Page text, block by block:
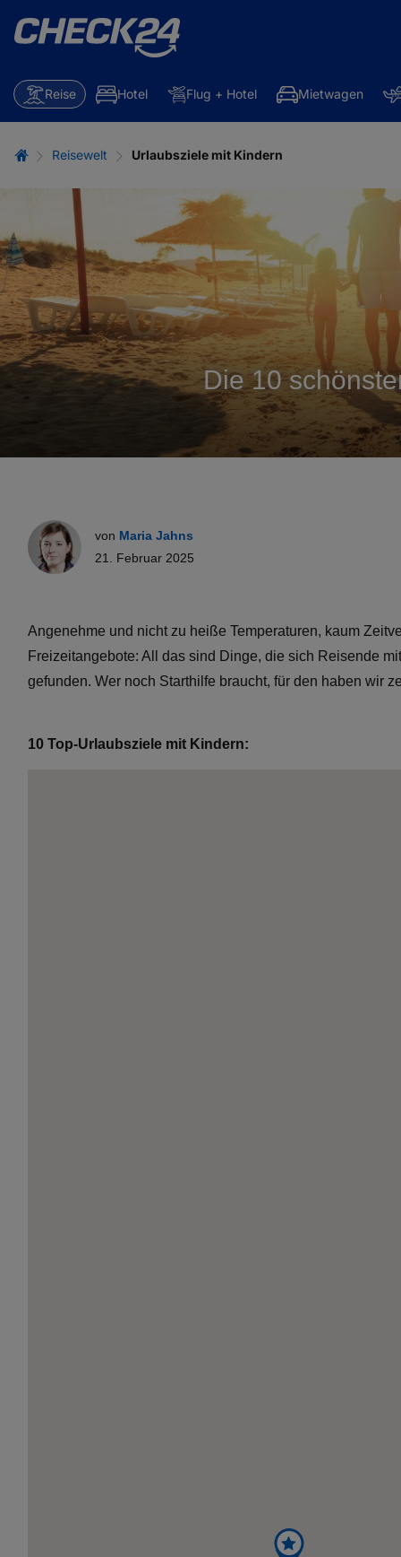
Reise Hotel Flug + Hotel Mietwagen
Reisewelt Urlaubsziele mit Kindern
Die 10
von Maria Jahns
21. Februar 2025
Angenehme und nicht zu heiße Temperaturen, kaum
Freizeitangebote: All das sind Dinge, die sich Reisende
gefunden. Wer noch Starthilfe braucht, für den haben wir
10 Top-Urlaubsziele mit Kindern: